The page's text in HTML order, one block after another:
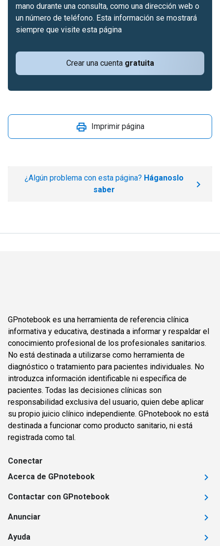
Crear una cuenta gratuita
mano durante una consulta, como una dirección web o
un número de teléfono. Esta información se mostrará
siempre que visite esta página
Imprimir página
¿Algún problema con esta página? Háganoslo
saber
GPnotebook es una herramienta de referencia clínica
informativa y educativa, destinada a informar y respaldar el
conocimiento profesional de los profesionales sanitarios.
No está destinada a utilizarse como herramienta de
diagnóstico o tratamiento para pacientes individuales. No
introduzca información identificable ni específica de
pacientes. Todas las decisiones clínicas son
responsabilidad exclusiva del usuario, quien debe aplicar
su propio juicio clínico independiente. GPnotebook no está
destinada a funcionar como producto sanitario, ni está
registrada como tal.
Conectar
Acerca de GPnotebook
Contactar con GPnotebook
Anunciar
Ayuda